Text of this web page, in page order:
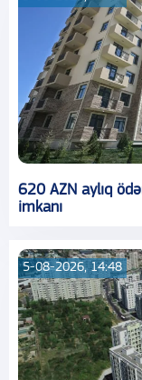
620 AZN aylıq
imkanı
5-08-2026, 14:48